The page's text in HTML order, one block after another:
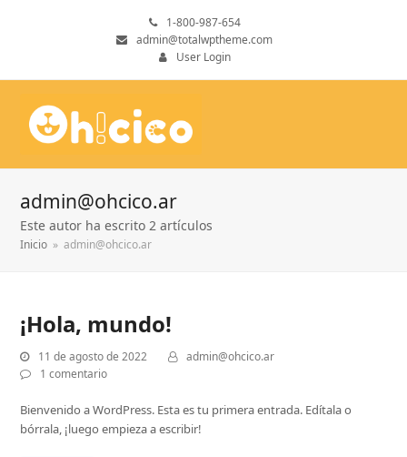
1-800-987-654
admin@totalwptheme.com
User Login
admin@ohcico.ar
Este autor ha escrito 2 artículos
Inicio » admin@ohcico.ar
¡Hola, mundo!
11 de agosto de 2022
admin@ohcico.ar
1 comentario
Bienvenido a WordPress. Esta es tu primera entrada. Edítala o
bórrala, ¡luego empieza a escribir!